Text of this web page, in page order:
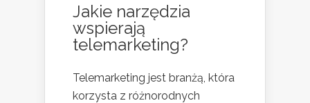
Jakie narzędzia
wspierają
telemarketing?
Telemarketing jest branżą, która
korzysta z różnorodnych